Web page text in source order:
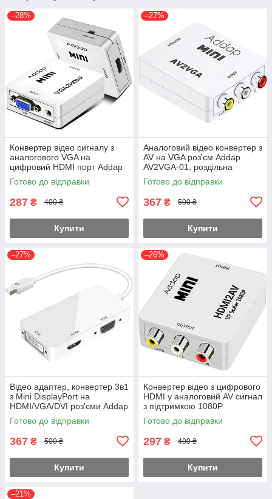
–28%
Конвертер відео сигналу з
аналогового VGA на
цифровий HDMI порт Addap
VGA2HDMI-01, Full HD 1080P
Готово до відправки
287 ₴ 400 ₴
Купити
–27%
Аналоговий відео конвертер з
AV на VGA роз'єм Addap
AV2VGA-01, роздільна
здатність Full HD 1080P
Готово до відправки
367 ₴ 500 ₴
Купити
–27%
Відео адаптер, конвертер 3в1
з Mini DisplayPort на
HDMI/VGA/DVI роз'єми Addap
MDPA-02Mix, 4K / 1080P
Готово до відправки
367 ₴ 500 ₴
Купити
–26%
Конвертер відео з цифрового
HDMI у аналоговий AV сигнал
з підтримкою 1080P
роздільної здатності Addap
HDMI2AV-01
Готово до відправки
297 ₴ 400 ₴
Купити
–21%